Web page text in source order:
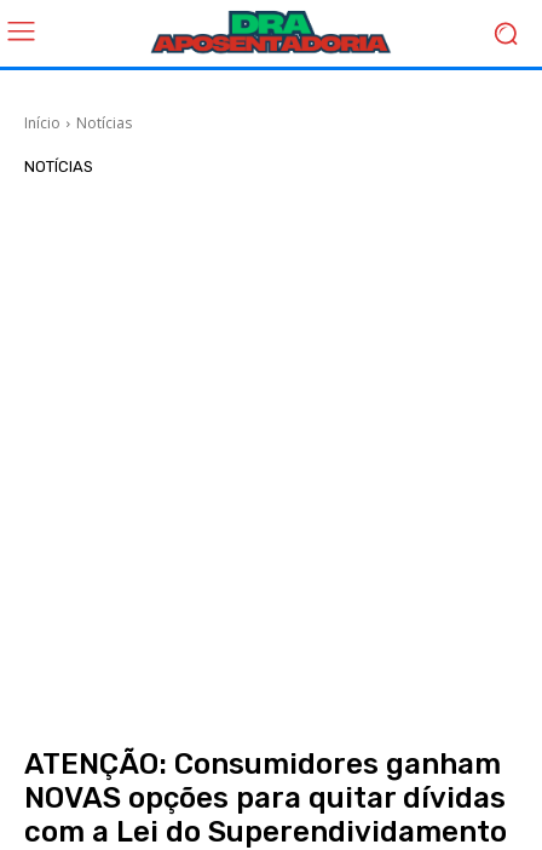
Início Notícias
NOTÍCIAS
ATENÇÃO: Consumidores ganham
NOVAS opções para quitar dívidas
com a Lei do Superendividamento